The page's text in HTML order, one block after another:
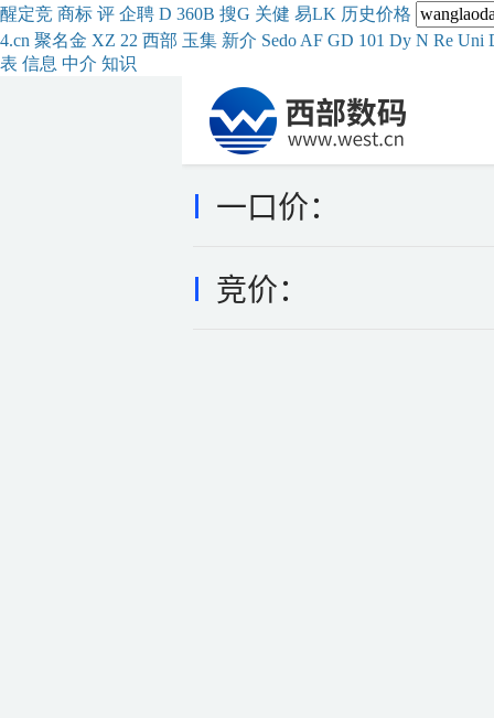
醒定竞 商标 评 企聘 D 360B 搜G 关健 易LK 历史价格
4.cn 聚名金 XZ 22 西部 玉集 新介 Sedo AF GD 101 Dy N Re Uni
表 信息 中介 知识